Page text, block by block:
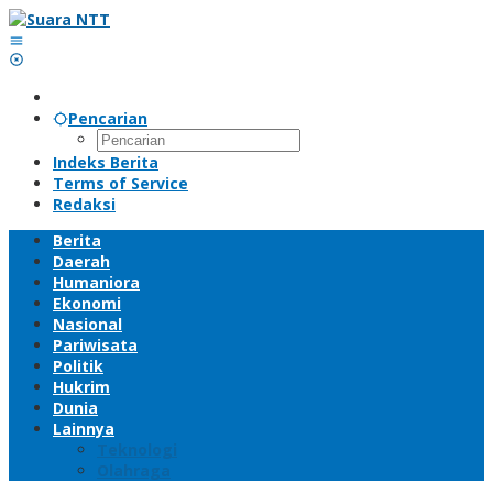
Lewati
ke
konten
Pencarian
Indeks Berita
Terms of Service
Redaksi
Berita
Daerah
Humaniora
Ekonomi
Nasional
Pariwisata
Politik
Hukrim
Dunia
Lainnya
Teknologi
Olahraga